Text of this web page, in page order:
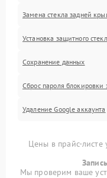
Замена стекла задней
Установка защитного
Сохранение данных
Сброс пароля блокировки
Удаление Google аккаунта
Цены в прайс-листе
Мы проверим ваше